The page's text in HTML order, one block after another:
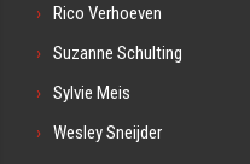
Rico Verhoeven
Suzanne Schulting
Sylvie Meis
Wesley Sneijder